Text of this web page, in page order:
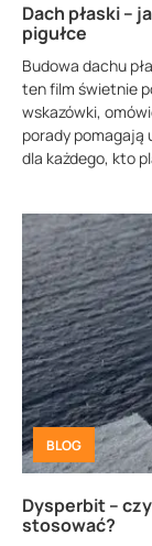
Dach płaski –
pigułce
Budowa dachu
ten film świetnie
wskazówki,
porady pomagają
dla każdego, kto
BLOG
Dysperbit –
stosować?